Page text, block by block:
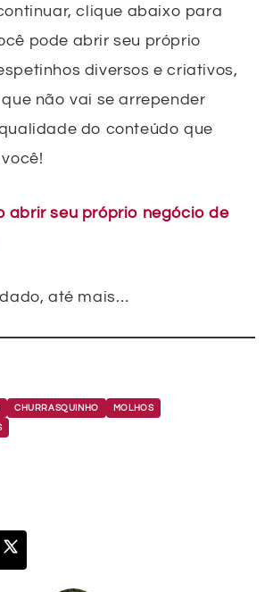
clique abaixo para
pode abrir seu próprio
diversos e criativos,
não vai se arrepender
do conteúdo que
abrir seu próprio negócio de
até mais…
CHURRASQUINHO MOLHOS